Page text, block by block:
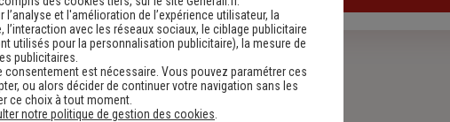
et l'amélioration de l’expérience utilisateur, la
l’interaction avec les réseaux sociaux, le ciblage publicitaire
utilisés pour la personnalisation publicitaire), la mesure de
publicitaires.
consentement est nécessaire. Vous pouvez paramétrer ces
ou alors décider de continuer votre navigation sans les
ce choix à tout moment.
notre politique de gestion des cookies